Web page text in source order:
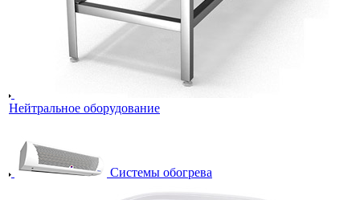
Нейтральное оборудование
Системы обогрева